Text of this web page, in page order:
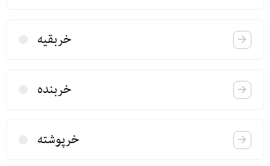
خربقیه
خربنده
خرپوشته